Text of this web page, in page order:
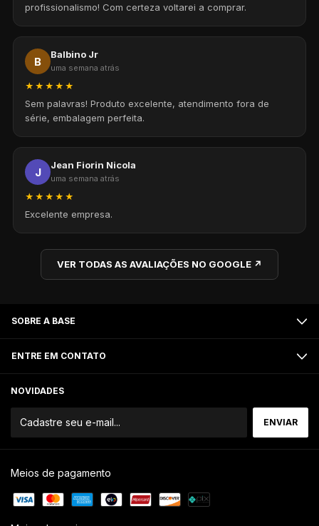
profissionalismo! Com certeza voltarei a comprar.
B
Balbino Jr
uma semana atrás
★★★★★
Sem palavras! Produto excelente, atendimento fora de
série, embalagem perfeita.
J
Jean Fiorin Nicola
uma semana atrás
★★★★★
Excelente empresa.
VER TODAS AS AVALIAÇÕES NO GOOGLE ↗
SOBRE A BASE
ENTRE EM CONTATO
NOVIDADES
Meios de pagamento